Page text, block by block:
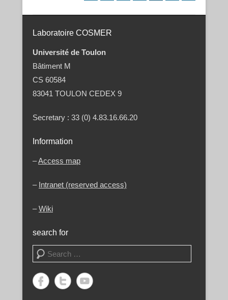
Laboratoire COSMER
Université de Toulon
Bâtiment M
CS 60584
83041 TOULON CEDEX 9
Secretary : 33 (0) 4.83.16.66.20
Information
–Access map
– Intranet (reserved access)
–Wiki
search for
Search